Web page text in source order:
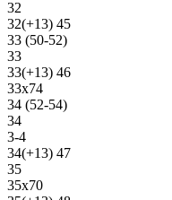
32
32(+13) 45
33 (50-52)
33
33(+13) 46
33х74
34 (52-54)
34
3-4
34(+13) 47
35
35х70